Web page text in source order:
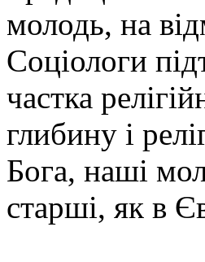
молодь, на
Соціологи
частка
глибину і
Бога, наші
старші, як в